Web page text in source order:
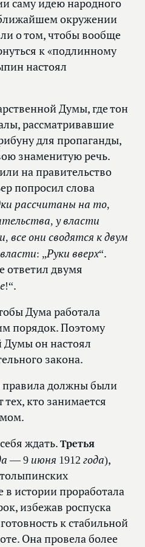
саму идею народного
окружении
о том, чтобы вообще
к «подлинному
настоял
Думы, где тон
рассматривавшие
для пропаганды,
знаменитую речь.
на правительство
попросил слова
рассчитаны на то,
у власти
все они сводятся к двум
„Руки вверх“.
ответил двумя
.
Дума работала
порядок. Поэтому
Думы он настоял
закона.
должны были
кто занимается
ждать.Третья
— 9 июня 1912 года),
истории проработала
избежав роспуска
к стабильной
Она провела более